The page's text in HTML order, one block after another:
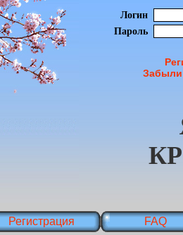
Логин
Пароль
Регистрация FAQ